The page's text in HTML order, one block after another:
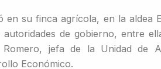
en su finca agrícola, en la aldea
autoridades de gobierno, entre
jefa de la Unidad de
Económico.